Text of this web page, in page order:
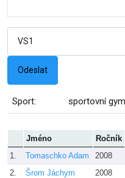
Sport: sportovní
Jméno Ročník
1.
Tomaschko Adam 2008
2.
Šrom Jáchym 2008